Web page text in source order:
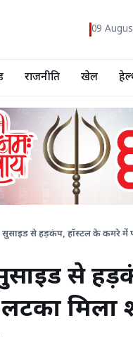
09
राजनीति खेल
सुसाइड से हड़कंप, हॉस्टल के कमरे में
से
मिला